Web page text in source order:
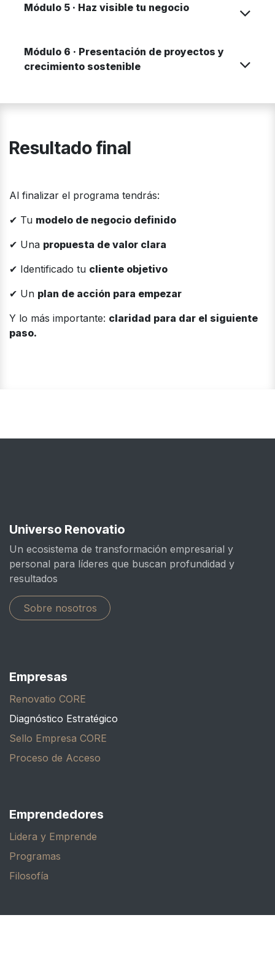
Módulo 5 · Haz visible tu negocio
Módulo 6 · Presentación de proyectos y
crecimiento sostenible
Resultado final
Al finalizar el programa tendrás:
✔ Tu modelo de negocio definido
✔ Una propuesta de valor clara
✔ Identificado tu cliente objetivo
✔ Un plan de acción para empezar
Y lo más importante: claridad para dar el siguiente
paso.
Universo Renovatio
Un ecosistema de transformación empresarial y
personal para líderes que buscan profundidad y
resultados
Sobre nosotros
Empresas
Renovatio CORE
Diagnóstico Estratégico
Sello Empresa CORE
Proceso de Acceso
Emprendedores
Lidera y Emprende
Programas
Filosofía